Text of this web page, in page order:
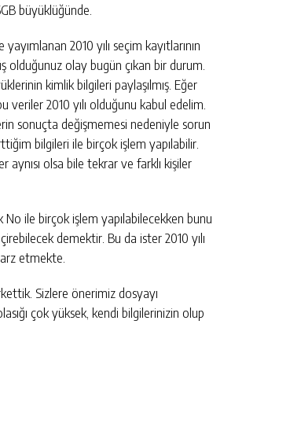
büyüklüğünde.
2010 yılı seçim kayıtlarının
olduğunuz olay bugün çıkan bir durum.
kimlik bilgileri paylaşılmış. Eğer
2010 yılı olduğunu kabul edelim.
sonuçta değişmemesi nedeniyle sorun
bilgileri ile birçok işlem yapılabilir.
aynısı olsa bile tekrar ve farklı kişiler
ile birçok işlem yapılabilecekken bunu
demektir. Bu da ister 2010 yılı
etmekte.
Sizlere önerimiz dosyayı
çok yüksek, kendi bilgilerinizin olup